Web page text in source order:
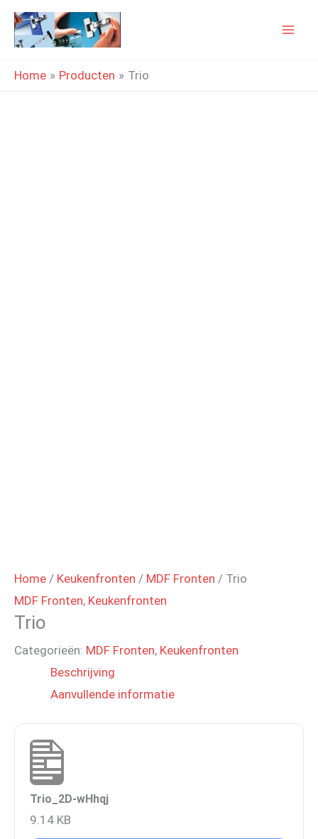
naar
inhoud
Home Producten Trio
Home / Keukenfronten / MDF Fronten / Trio
MDF Fronten, Keukenfronten
Trio
Categorieën: MDF Fronten, Keukenfronten
Beschrijving
Aanvullende informatie
Trio_2D-wHhqj
9.14 KB